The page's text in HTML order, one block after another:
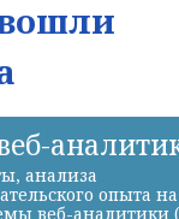
анализа
опыта на
веб-аналитики